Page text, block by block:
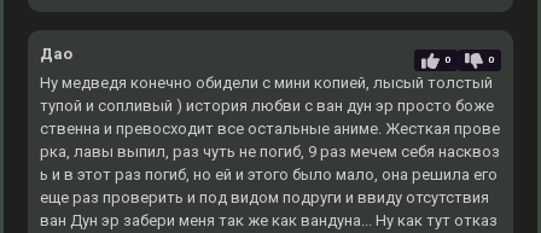
Дао 0 0
Ну медведя конечно обидели с мини копией, лысый толстый
тупой и сопливый ) история любви с ван дун эр просто боже
ственна и превосходит все остальные аниме. Жесткая прове
рка, лавы выпил, раз чуть не погиб, 9 раз мечем себя насквоз
ь и в этот раз погиб, но ей и этого было мало, она решила его
еще раз проверить и под видом подруги и ввиду отсутствия
ван Дун эр забери меня так же как вандуна... Ну как тут отказ